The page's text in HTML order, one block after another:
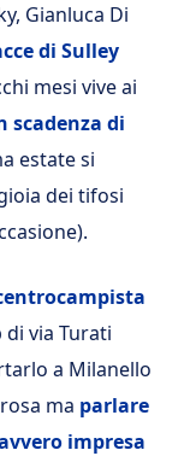
Gianluca Di
di Sulley
mesi vive ai
scadenza di
estate si
dei tifosi
di via Turati
a Milanello
ma parlare
impresa